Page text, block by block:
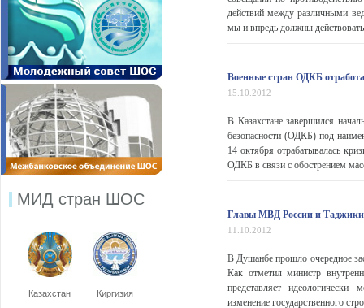
МИД стран ШОС
Казахстан Киргизия
действий между различными
мы и впредь должны
Военные стран ОДКБ
15.10.2012
В Казахстане завершился
безопасности (ОДКБ) под
14 октября отрабатывалась
ОДКБ в связи с обострением
Главы МВД России и
11.10.2012
В Душанбе прошло очередное
Как отметил министр
представляет идеологически
изменение государственного